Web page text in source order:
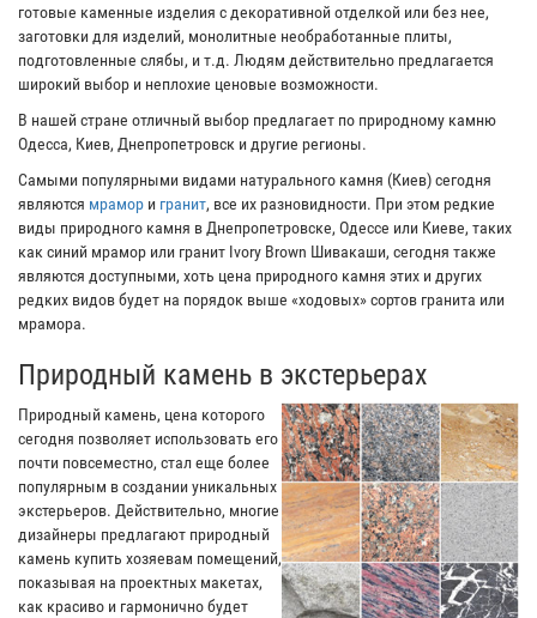
готовые каменные изделия с декоративной отделкой или без нее,
заготовки для изделий, монолитные необработанные плиты,
подготовленные слябы, и т.д. Людям действительно предлагается
широкий выбор и неплохие ценовые возможности.
В нашей стране отличный выбор предлагает по природному камню
Одесса, Киев, Днепропетровск и другие регионы.
Самыми популярными видами натурального камня (Киев) сегодня
являются мрамор и гранит, все их разновидности. При этом редкие
виды природного камня в Днепропетровске, Одессе или Киеве, таких
как синий мрамор или гранит Ivory Brown Шивакаши, сегодня также
являются доступными, хоть цена природного камня этих и других
редких видов будет на порядок выше «ходовых» сортов гранита или
мрамора.
Природный камень в экстерьерах
Природный камень, цена которого
сегодня позволяет использовать его
почти повсеместно, стал еще более
популярным в создании уникальных
экстерьеров. Действительно, многие
дизайнеры предлагают природный
камень купить хозяевам помещений,
показывая на проектных макетах,
как красиво и гармонично будет